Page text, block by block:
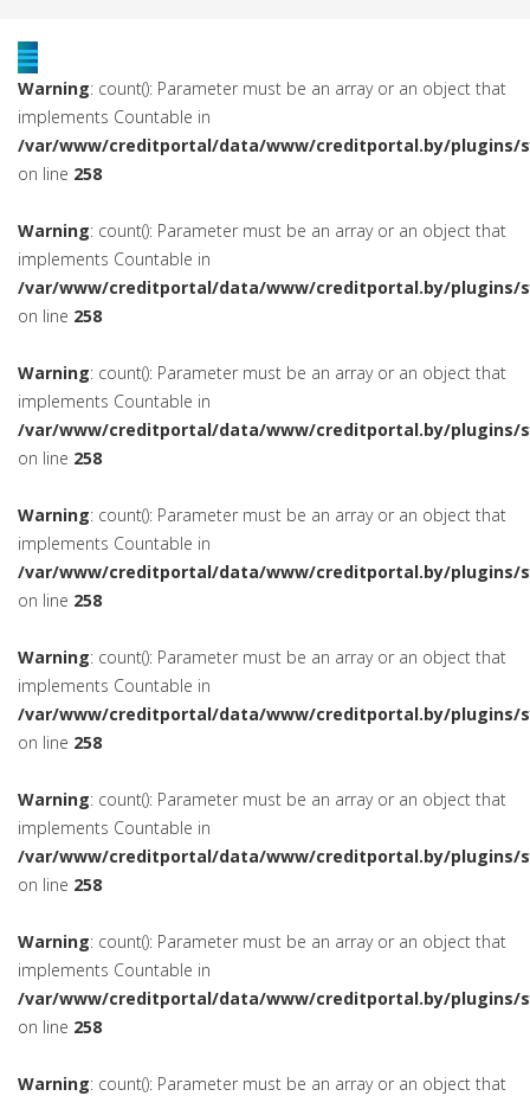
Warning: count(): Parameter must be an array or an object that
implements Countable in
/var/www/creditportal/data/www/creditportal.by/plugins/
on line 258
Warning: count(): Parameter must be an array or an object that
implements Countable in
/var/www/creditportal/data/www/creditportal.by/plugins/
on line 258
Warning: count(): Parameter must be an array or an object that
implements Countable in
/var/www/creditportal/data/www/creditportal.by/plugins/
on line 258
Warning: count(): Parameter must be an array or an object that
implements Countable in
/var/www/creditportal/data/www/creditportal.by/plugins/
on line 258
Warning: count(): Parameter must be an array or an object that
implements Countable in
/var/www/creditportal/data/www/creditportal.by/plugins/
on line 258
Warning: count(): Parameter must be an array or an object that
implements Countable in
/var/www/creditportal/data/www/creditportal.by/plugins/
on line 258
Warning: count(): Parameter must be an array or an object that
implements Countable in
/var/www/creditportal/data/www/creditportal.by/plugins/
on line 258
Warning: count(): Parameter must be an array or an object that